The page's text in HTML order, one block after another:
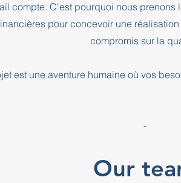
compte. C'est pourquoi nous
pour concevoir une
compromis sur la
est une aventure humaine où vos
-
Our